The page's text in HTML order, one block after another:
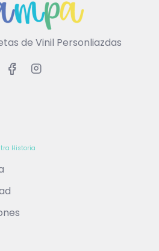
de Vinil Personliazdas
Historia